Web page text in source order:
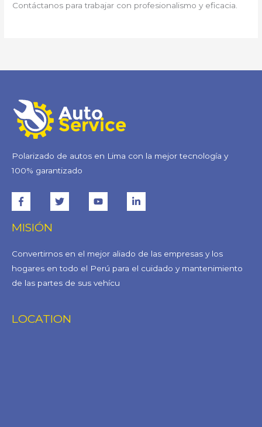
Contáctanos para trabajar con profesionalismo y eficacia.
Polarizado de autos en Lima con la mejor tecnología y
100% garantizado
MISIÓN
Convertirnos en el mejor aliado de las empresas y los
hogares en todo el Perú para el cuidado y mantenimiento
de las partes de sus vehícu
LOCATION